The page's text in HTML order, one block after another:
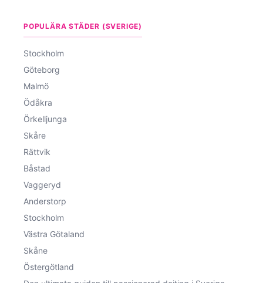
POPULÄRA STÄDER (SVERIGE)
Stockholm
Göteborg
Malmö
Ödåkra
Örkelljunga
Skåre
Rättvik
Båstad
Vaggeryd
Anderstorp
Stockholm
Västra Götaland
Skåne
Östergötland